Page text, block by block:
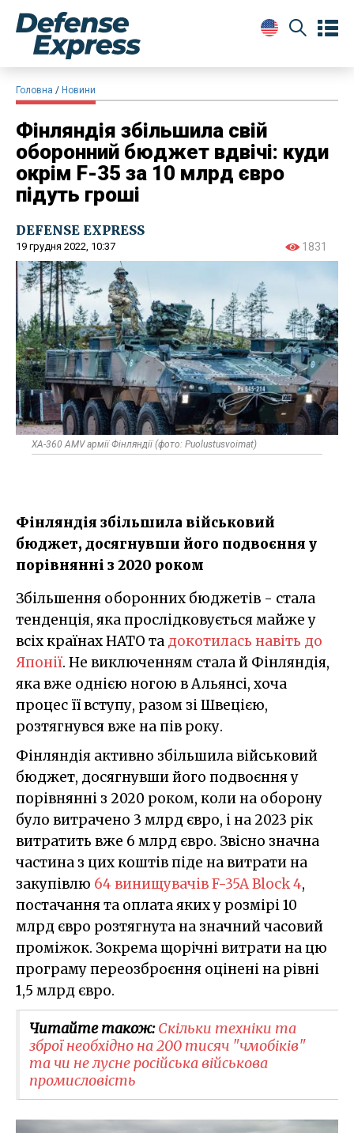
Головна Новини
Фінляндія збільшила свій
оборонний бюджет вдвічі: куди
окрім F-35 за 10 млрд євро
підуть гроші
DEFENSE EXPRESS
19 грудня 2022, 10:37 1831
XA-360 AMV армії Фінляндії (фото: Puolustusvoimat)
Фінляндія збільшила військовий
бюджет, досягнувши його подвоєння у
порівнянні з 2020 роком
Збільшення оборонних бюджетів - стала
тенденція, яка прослідковується майже у
всіх країнах НАТО та докотилась навіть до
Японії. Не виключенням стала й Фінляндія,
яка вже однією ногою в Альянсі, хоча
процес її вступу, разом зі Швецією,
розтягнувся вже на пів року.
Фінляндія активно збільшила військовий
бюджет, досягнувши його подвоєння у
порівнянні з 2020 роком, коли на оборону
було витрачено 3 млрд євро, і на 2023 рік
витратить вже 6 млрд євро. Звісно значна
частина з цих коштів піде на витрати на
закупівлю 64 винищувачів F-35A Block 4,
постачання та оплата яких у розмірі 10
млрд євро розтягнута на значний часовий
проміжок. Зокрема щорічні витрати на цю
програму переозброєння оцінені на рівні
1,5 млрд євро.
Читайте також:Скільки техніки та
зброї необхідно на 200 тисяч "чмобіків"
та чи не лусне російська військова
промисловість